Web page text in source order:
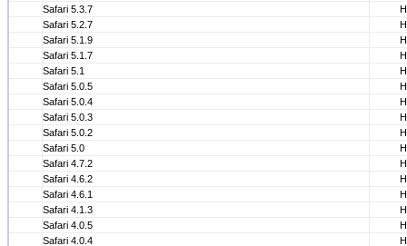
Safari 5.3.7
Safari 5.2.7
Safari 5.1.9
Safari 5.1.7
Safari 5.1
Safari 5.0.5
Safari 5.0.4
Safari 5.0.3
Safari 5.0.2
Safari 5.0
Safari 4.7.2
Safari 4.6.2
Safari 4.6.1
Safari 4.1.3
Safari 4.0.5
Safari 4.0.4